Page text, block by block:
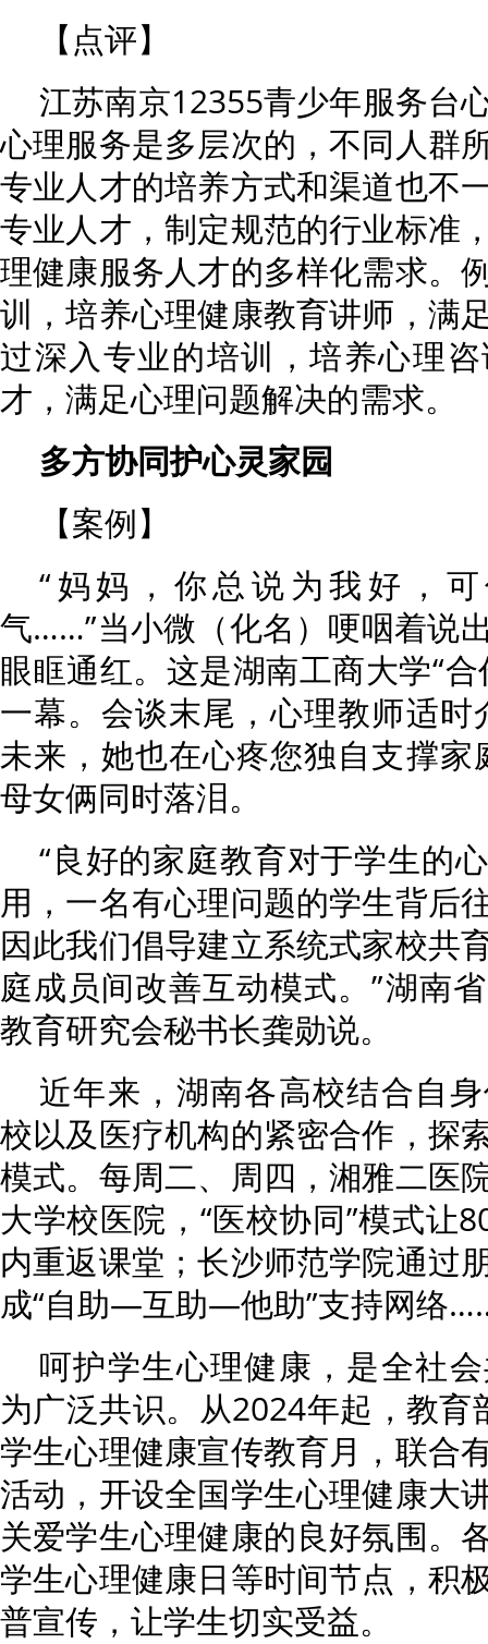
【点评】
江苏南京12355青少年服务台
心理服务是多层次的，不同人群
专业人才的培养方式和渠道也不
专业人才，制定规范的行业标准
理健康服务人才的多样化需求。
训，培养心理健康教育讲师，满
过深入专业的培训，培养心理
才，满足心理问题解决的需求。
多方协同护心灵家园
【案例】
“妈妈，你总说为我好，
气……”当小微（化名）哽咽着说
眼眶通红。这是湖南工商大学“
一幕。会谈末尾，心理教师适时
未来，她也在心疼您独自支撑家
母女俩同时落泪。
“良好的家庭教育对于学生的
用，一名有心理问题的学生背后
因此我们倡导建立系统式家校共
庭成员间改善互动模式。”湖南
教育研究会秘书长龚勋说。
近年来，湖南各高校结合自
校以及医疗机构的紧密合作，探
模式。每周二、周四，湘雅二医
大学校医院，“医校协同”模式让
内重返课堂；长沙师范学院通过
成“自助—互助—他助”支持网络
呵护学生心理健康，是全社
为广泛共识。从2024年起，教
学生心理健康宣传教育月，联合
活动，开设全国学生心理健康大
关爱学生心理健康的良好氛围。
学生心理健康日等时间节点，积
普宣传，让学生切实受益。